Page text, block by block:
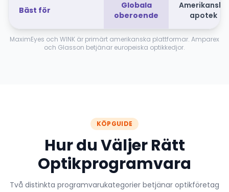
Bäst för
Globala
oberoende
Amerikanska
apotek
MaximEyes och WINK är primärt amerikanska plattformar. Amparex
och Glasson betjänar europeiska optikkedjor.
KÖPGUIDE
Hur du Väljer Rätt
Optikprogramvara
Två distinkta programvarukategorier betjänar optikföretag